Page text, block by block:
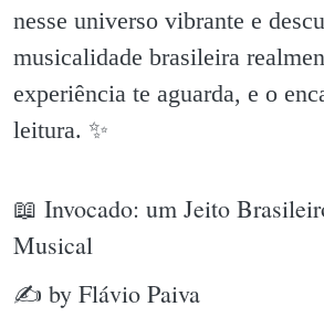
nesse universo vibrante e
musicalidade brasileira
experiência te aguarda, e o
leitura. ✨️
📖 Invocado: um Jeito
Musical
✍ by Flávio Paiva